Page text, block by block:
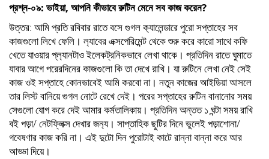
প্রশ্ন-০৯: ভাইয়া, আপনি কীভাবে রুটিন মেনে সব কাজ করেন?
উত্তর: আমি প্রতি রবিবার রাতে বসে গুগল ক‍্যালেন্ডারে পুরো সপ্তাহের সব
কাজগুলো লিখে ফেলি। ল‍্যাবের এক্সপেরিমেন্ট থেকে শুরু করে কারো সাথে কফি
খেতে যাওয়ার প্ল‍্যানটাও ইলেকট্রনিকভাবে লেখা থাকে। প্রতিদিন রাতে ঘুমাতে
যাবার আগে পরেরদিনের কাজগুলো কি তা দেখে রাখি। যা রুটিনে লেখা নেই সেই
কাজ ওই সপ্তাহে কোনভাবেই আমি করবো না। নতুন কাজের আইডিয়া আসলে
তার লিস্ট বানিয়ে গুগল নোটে রেখে দেই। পরের সপ্তাহের রুটিন বানানোর সময়
সেগুলো যোগ করে দেই আমার কর্মতালিকায়। প্রতিদিন অন্তত ১ ঘন্টা সময় রাখি
বই পড়া/ নেটফ্লিক্স দেখার জন‍্য। সাপ্তাহিক ছুটির দিনে ভুলেই পড়াশোনা/
গবেষণার কাজ করি না। এই দুটো দিন পুরোটাই কাটে রান্না বান্না করে আর
আড্ডা দিয়ে।